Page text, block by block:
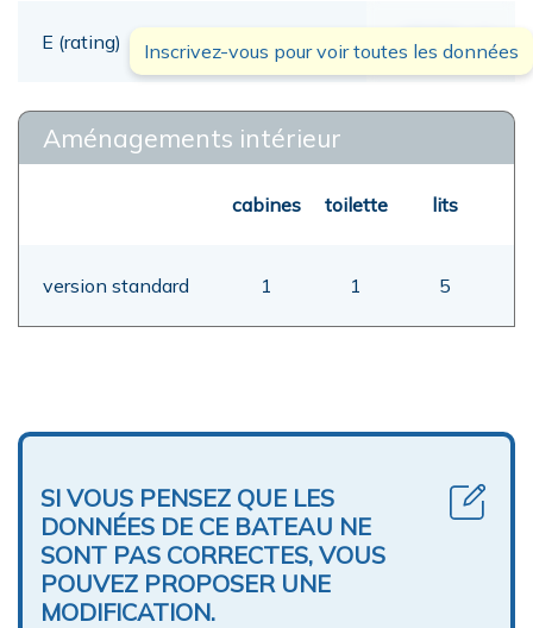
E (rating) 00,00
Inscrivez-vous pour voir toutes les données
Aménagements intérieur
cabines toilette lits
version standard 1 1 5
SI VOUS PENSEZ QUE LES
DONNÉES DE CE BATEAU NE
SONT PAS CORRECTES, VOUS
POUVEZ PROPOSER UNE
MODIFICATION.